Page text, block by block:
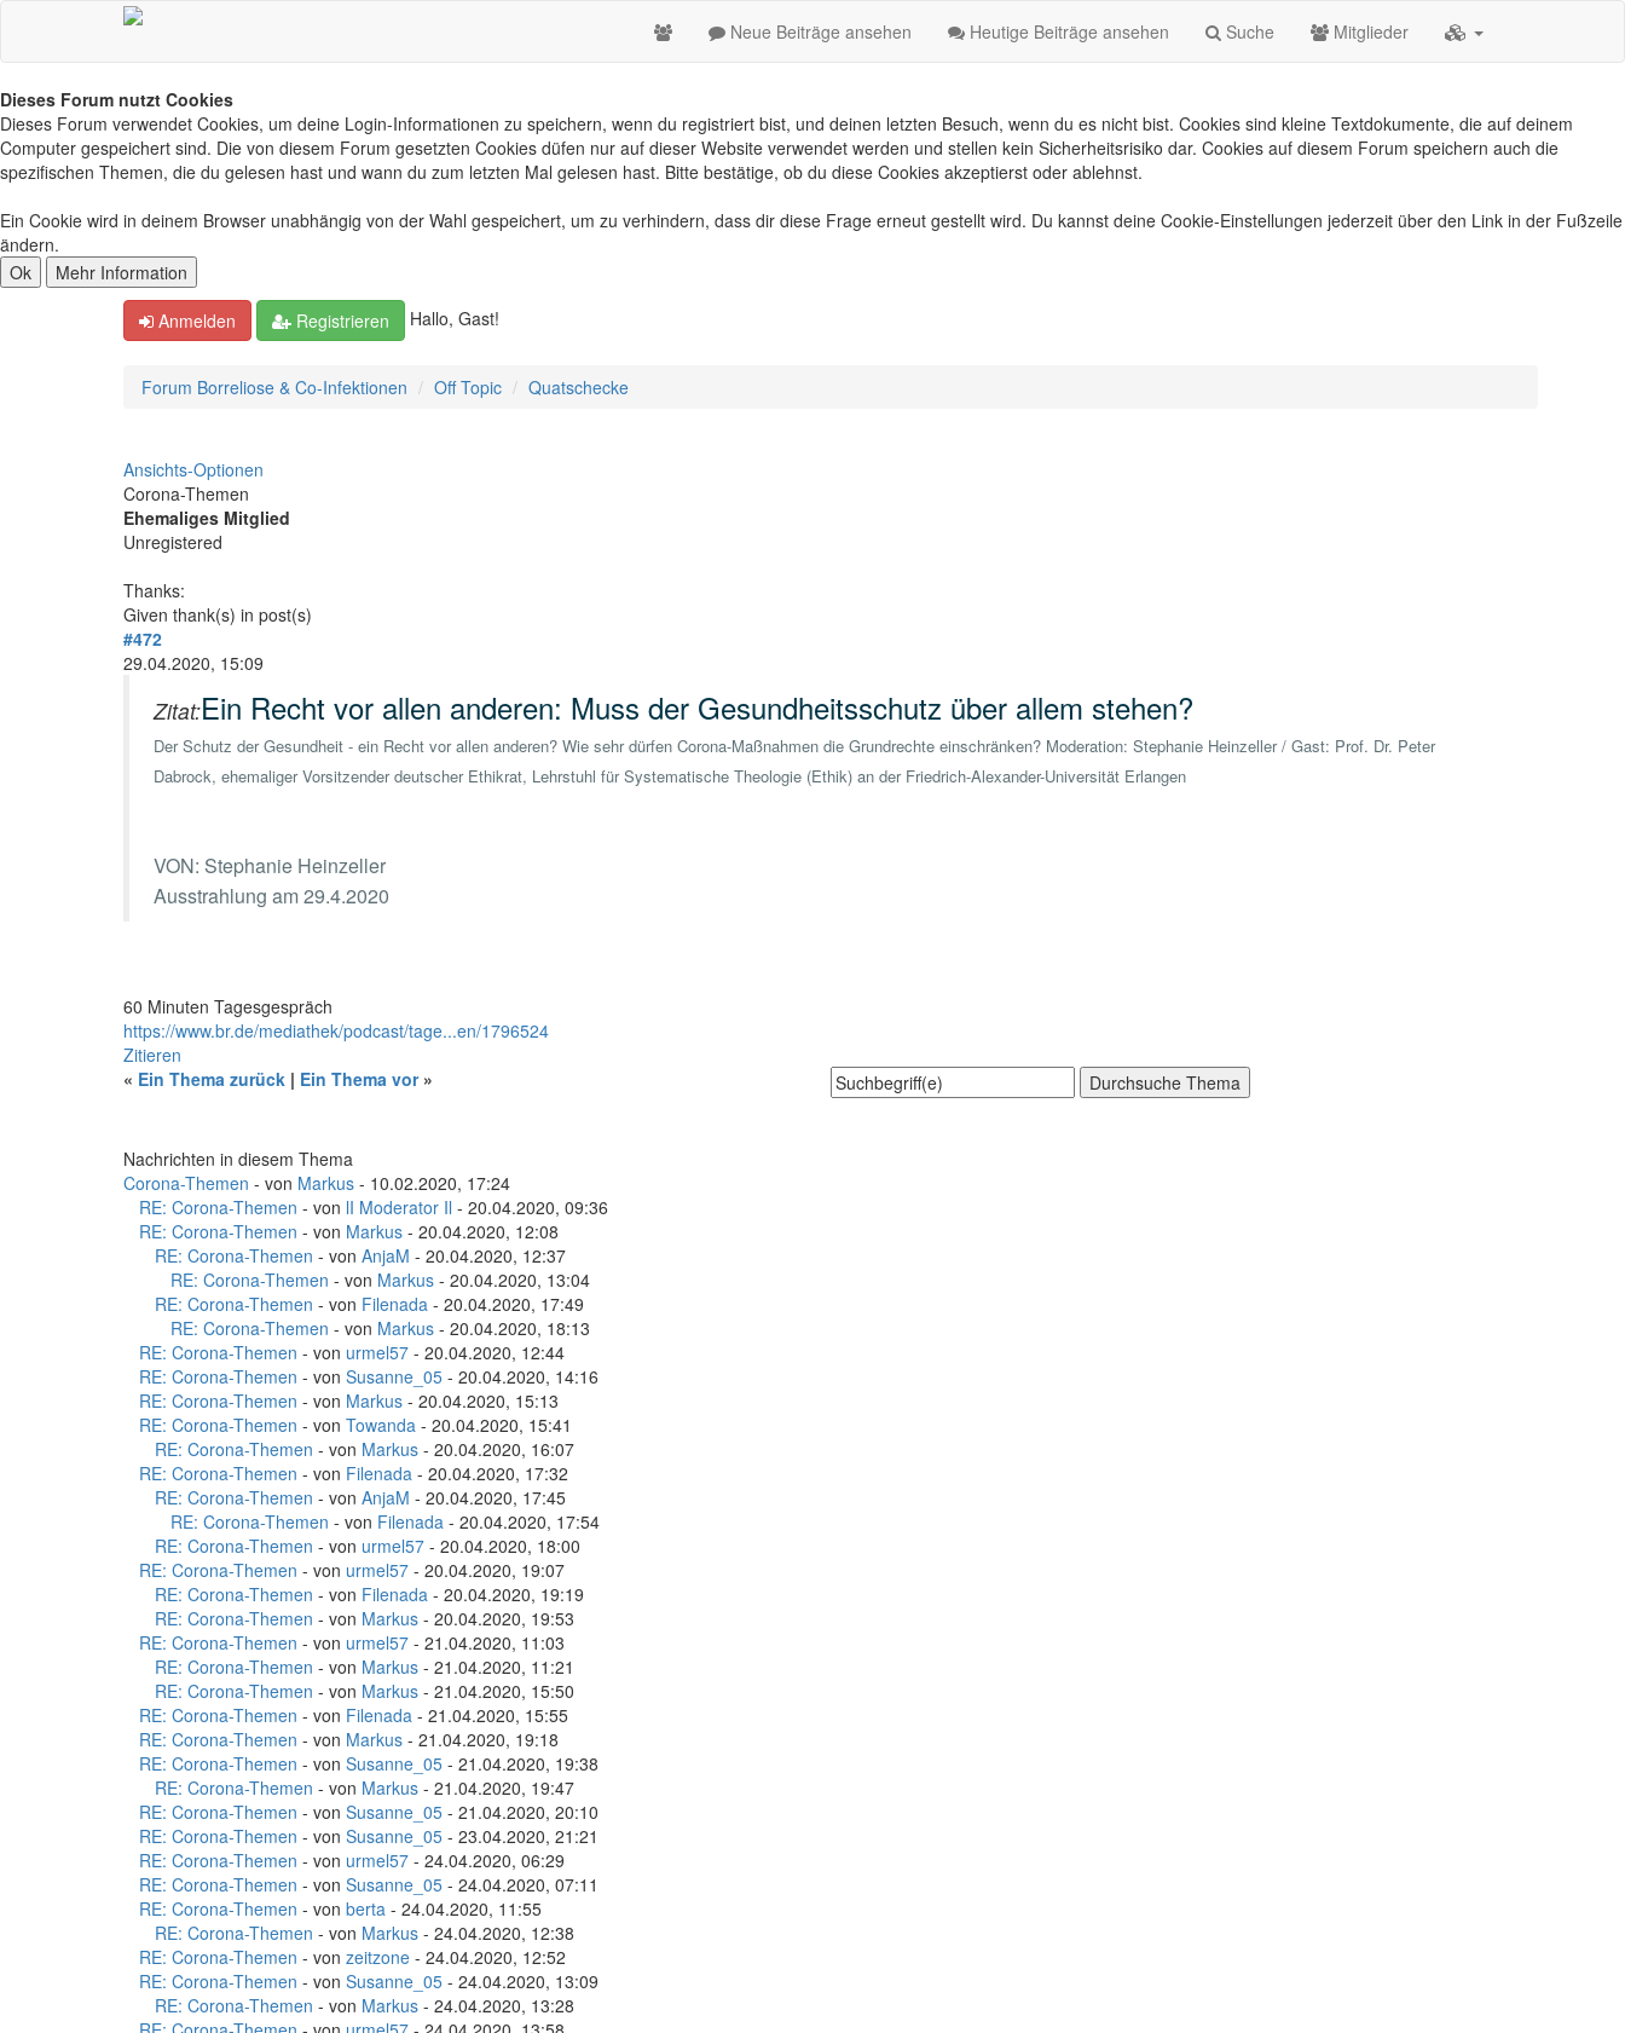
Neue Beiträge ansehen Heutige Beiträge ansehen Suche Mitglieder
Dieses Forum nutzt Cookies
Dieses Forum verwendet Cookies, um deine Login-Informationen zu speichern, wenn du registriert bist, und deinen letzten Besuch, wenn du es nicht bist. Cookies sind kleine Textdokumente, die auf deinem
Computer gespeichert sind. Die von diesem Forum gesetzten Cookies düfen nur auf dieser Website verwendet werden und stellen kein Sicherheitsrisiko dar. Cookies auf diesem Forum speichern auch die
spezifischen Themen, die du gelesen hast und wann du zum letzten Mal gelesen hast. Bitte bestätige, ob du diese Cookies akzeptierst oder ablehnst.
Ein Cookie wird in deinem Browser unabhängig von der Wahl gespeichert, um zu verhindern, dass dir diese Frage erneut gestellt wird. Du kannst deine Cookie-Einstellungen jederzeit über den Link in der Fußzeile
ändern.
Anmelden Registrieren Hallo, Gast!
Forum Borreliose & Co-Infektionen Off Topic Quatschecke
Ansichts-Optionen
Corona-Themen
Ehemaliges Mitglied
Unregistered
Thanks:
Given thank(s) in post(s)
#472
29.04.2020, 15:09
Zitat:Ein Recht vor allen anderen: Muss der Gesundheitsschutz über allem stehen?
Der Schutz der Gesundheit - ein Recht vor allen anderen? Wie sehr dürfen Corona-Maßnahmen die Grundrechte einschränken? Moderation: Stephanie Heinzeller / Gast: Prof. Dr. Peter
Dabrock, ehemaliger Vorsitzender deutscher Ethikrat, Lehrstuhl für Systematische Theologie (Ethik) an der Friedrich-Alexander-Universität Erlangen
VON: Stephanie Heinzeller
Ausstrahlung am 29.4.2020
60 Minuten Tagesgespräch
https://www.br.de/mediathek/podcast/tage...en/1796524
Zitieren
« Ein Thema zurück | Ein Thema vor»
Nachrichten in diesem Thema
Corona-Themen - von Markus - 10.02.2020, 17:24
RE: Corona-Themen - von lI Moderator Il - 20.04.2020, 09:36
RE: Corona-Themen - von Markus - 20.04.2020, 12:08
RE: Corona-Themen - von AnjaM - 20.04.2020, 12:37
RE: Corona-Themen - von Markus - 20.04.2020, 13:04
RE: Corona-Themen - von Filenada - 20.04.2020, 17:49
RE: Corona-Themen - von Markus - 20.04.2020, 18:13
RE: Corona-Themen - von urmel57 - 20.04.2020, 12:44
RE: Corona-Themen - von Susanne_05 - 20.04.2020, 14:16
RE: Corona-Themen - von Markus - 20.04.2020, 15:13
RE: Corona-Themen - von Towanda - 20.04.2020, 15:41
RE: Corona-Themen - von Markus - 20.04.2020, 16:07
RE: Corona-Themen - von Filenada - 20.04.2020, 17:32
RE: Corona-Themen - von AnjaM - 20.04.2020, 17:45
RE: Corona-Themen - von Filenada - 20.04.2020, 17:54
RE: Corona-Themen - von urmel57 - 20.04.2020, 18:00
RE: Corona-Themen - von urmel57 - 20.04.2020, 19:07
RE: Corona-Themen - von Filenada - 20.04.2020, 19:19
RE: Corona-Themen - von Markus - 20.04.2020, 19:53
RE: Corona-Themen - von urmel57 - 21.04.2020, 11:03
RE: Corona-Themen - von Markus - 21.04.2020, 11:21
RE: Corona-Themen - von Markus - 21.04.2020, 15:50
RE: Corona-Themen - von Filenada - 21.04.2020, 15:55
RE: Corona-Themen - von Markus - 21.04.2020, 19:18
RE: Corona-Themen - von Susanne_05 - 21.04.2020, 19:38
RE: Corona-Themen - von Markus - 21.04.2020, 19:47
RE: Corona-Themen - von Susanne_05 - 21.04.2020, 20:10
RE: Corona-Themen - von Susanne_05 - 23.04.2020, 21:21
RE: Corona-Themen - von urmel57 - 24.04.2020, 06:29
RE: Corona-Themen - von Susanne_05 - 24.04.2020, 07:11
RE: Corona-Themen - von berta - 24.04.2020, 11:55
RE: Corona-Themen - von Markus - 24.04.2020, 12:38
RE: Corona-Themen - von zeitzone - 24.04.2020, 12:52
RE: Corona-Themen - von Susanne_05 - 24.04.2020, 13:09
RE: Corona-Themen - von Markus - 24.04.2020, 13:28